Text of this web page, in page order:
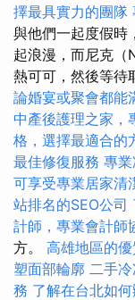
擇最具實力的團隊
與他們一起度假時
起浪漫，而尼克（
熱可可，然後等待
論婚宴或聚會都能
中產後護理之家，
格，選擇最適合的
最佳修復服務 專
可享受專業居家清
站排名的SEO公司
計師，專業會計師
方。 高雄地區的
塑面部輪廓 二手
務 了解在台北如